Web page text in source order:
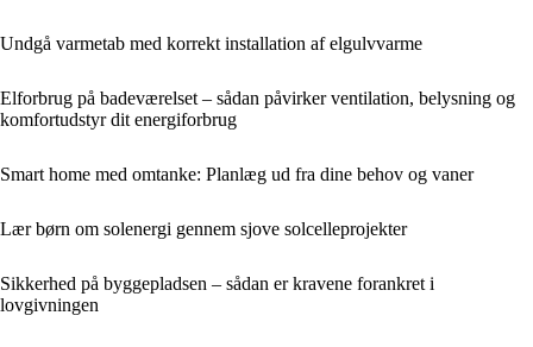
Undgå varmetab med korrekt installation af elgulvvarme
Elforbrug på badeværelset – sådan påvirker ventilation, belysning og
komfortudstyr dit energiforbrug
Smart home med omtanke: Planlæg ud fra dine behov og vaner
Lær børn om solenergi gennem sjove solcelleprojekter
Sikkerhed på byggepladsen – sådan er kravene forankret i
lovgivningen